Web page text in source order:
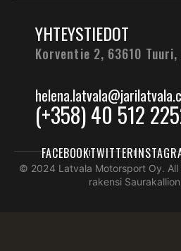
YHTEYSTIEDOT
Korventie 2, 63610 Tuuri,
(+358) 40 512
© 2024 Latvala Motorsport Oy.
rakensi
FACEBOOKTWITTER